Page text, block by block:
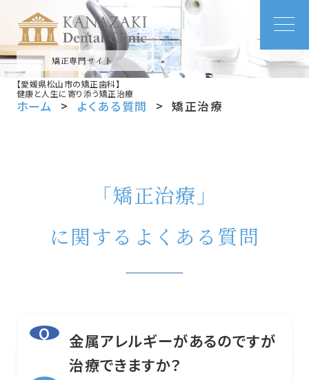
矯正専門サイト
【愛媛県松山市の矯正歯科】
健康と人生に寄り添う矯正治療
ホーム よくある質問 矯正治療
「矯正治療」
に関するよくある質問
金属アレルギーがあるのですが
治療できますか？